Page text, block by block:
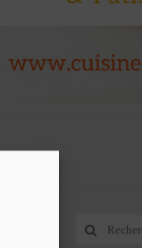
Rechercher